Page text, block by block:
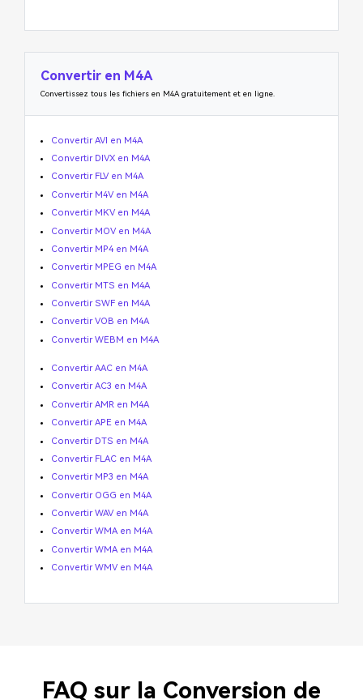
Convertir en M4A
Convertissez tous les fichiers en M4A gratuitement et en ligne.
Convertir AVI en M4A
Convertir DIVX en M4A
Convertir FLV en M4A
Convertir M4V en M4A
Convertir MKV en M4A
Convertir MOV en M4A
Convertir MP4 en M4A
Convertir MPEG en M4A
Convertir MTS en M4A
Convertir SWF en M4A
Convertir VOB en M4A
Convertir WEBM en M4A
Convertir AAC en M4A
Convertir AC3 en M4A
Convertir AMR en M4A
Convertir APE en M4A
Convertir DTS en M4A
Convertir FLAC en M4A
Convertir MP3 en M4A
Convertir OGG en M4A
Convertir WAV en M4A
Convertir WMA en M4A
Convertir WMA en M4A
Convertir WMV en M4A
FAQ sur la Conversion de